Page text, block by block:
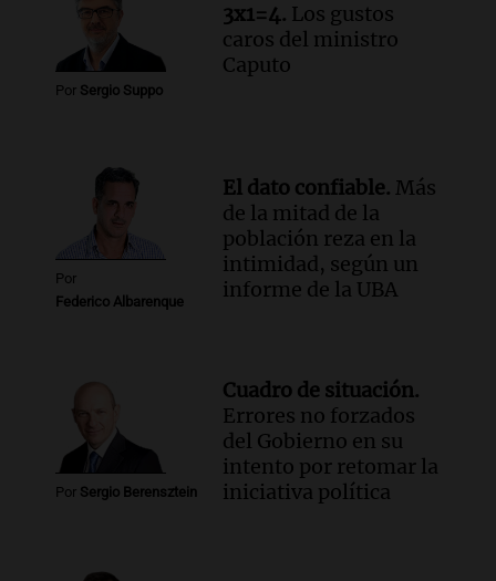
Por Sergio Suppo
3x1=4. Los gustos
caros del ministro
Caputo
Por
Federico Albarenque
El dato confiable. Más
de la mitad de la
población reza en la
intimidad, según un
informe de la UBA
Por Sergio Berensztein
Cuadro de situación.
Errores no forzados
del Gobierno en su
intento por retomar la
iniciativa política